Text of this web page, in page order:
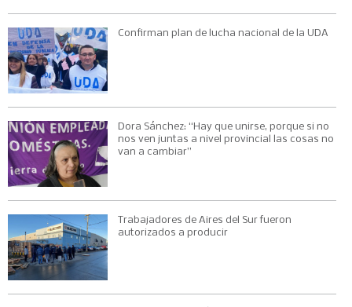
Confirman plan de lucha nacional de la UDA
Dora Sánchez: “Hay que unirse, porque si no
nos ven juntas a nivel provincial las cosas no
van a cambiar”
Trabajadores de Aires del Sur fueron
autorizados a producir